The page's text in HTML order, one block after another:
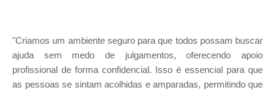
"Criamos um ambiente seguro para que todos possam buscar
ajuda sem medo de julgamentos, oferecendo apoio
profissional de forma confidencial. Isso é essencial para que
as pessoas se sintam acolhidas e amparadas, permitindo que